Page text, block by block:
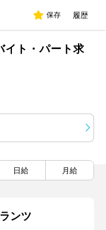
保存 履歴
イト・パート求
日給 月給
ンツ